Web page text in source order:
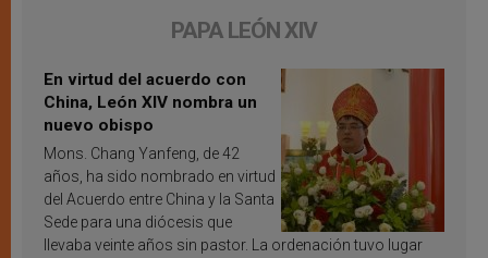
PAPA LEÓN XIV
En virtud del acuerdo con
China, León XIV nombra un
nuevo obispo
Mons. Chang Yanfeng, de 42
años, ha sido nombrado en virtud
del Acuerdo entre China y la Santa
Sede para una diócesis que
llevaba veinte años sin pastor. La ordenación tuvo lugar